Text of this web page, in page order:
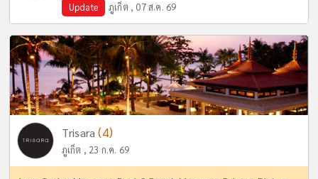
Update ภูเก็ต , 07 ส.ค. 69
Trisara(4)
ภูเก็ต , 23 ก.ค. 69